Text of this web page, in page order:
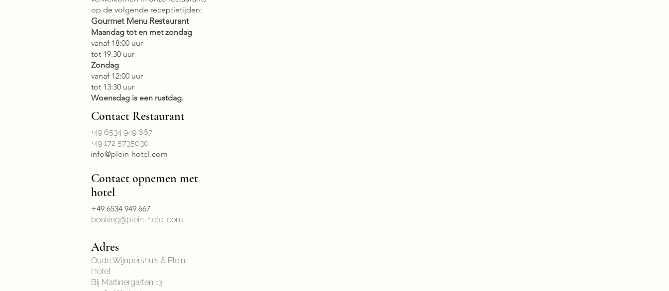
op de volgende receptietijden:
Gourmet Menu Restaurant
Maandag tot en met zondag
vanaf 18:00 uur
tot 19.30 uur
Zondag
vanaf 12:00 uur
tot 13:30 uur
Woensdag is een rustdag.
Contact Restaurant
+49 6534 949 667
+49 172 5735030
info@plein-hotel.com
Contact opnemen met
hotel
+49 6534 949 667
booking@plein-hotel.com
Adres
Oude Wijnpershuis & Plein
Hotel
Bij Martinergarten 13